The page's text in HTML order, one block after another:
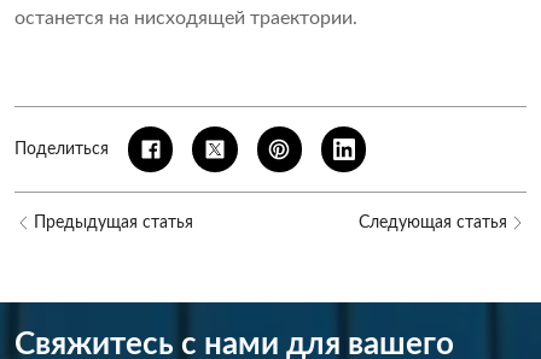
останется на нисходящей траектории.
Поделиться
Предыдущая статья Следующая статья
Свяжитесь с нами для вашего